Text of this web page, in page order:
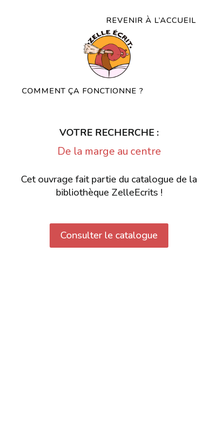
REVENIR À L’ACCUEIL
COMMENT ÇA FONCTIONNE ?
VOTRE RECHERCHE :
De la marge au centre
Cet ouvrage fait partie du catalogue de la
bibliothèque ZelleEcrits !
Consulter le catalogue